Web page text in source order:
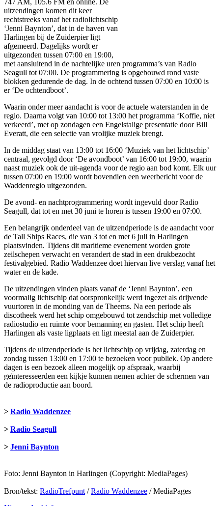
uitzendingen komen dit keer
rechtstreeks vanaf het radiolichtschip
‘Jenni Baynton’, dat in de haven van
Harlingen bij de Zuiderpier ligt
afgemeerd. Dagelijks wordt er
uitgezonden tussen 07:00 en 19:00,
met aansluitend in de nachtelijke uren programma’s van Radio
Seagull tot 07:00. De programmering is opgebouwd rond vaste
blokken gedurende de dag. In de ochtend tussen 07:00 en 10:00 is
er ‘De ochtendboot’.
Waarin onder meer aandacht is voor de actuele waterstanden in de
regio. Daarna volgt van 10:00 tot 13:00 het programma ‘Koffie, niet
verkeerd’, met op zondagen een Engelstalige presentatie door Bill
Everatt, die een selectie van vrolijke muziek brengt.
In de middag staat van 13:00 tot 16:00 ‘Muziek van het lichtschip’
centraal, gevolgd door ‘De avondboot’ van 16:00 tot 19:00, waarin
naast muziek ook de uit-agenda voor de regio aan bod komt. Elk uur
tussen 07:00 en 19:00 wordt bovendien een weerbericht voor de
Waddenregio uitgezonden.
De avond- en nachtprogrammering wordt ingevuld door Radio
Seagull, dat tot en met 30 juni te horen is tussen 19:00 en 07:00.
Een belangrijk onderdeel van de uitzendperiode is de aandacht voor
de Tall Ships Races, die van 3 tot en met 6 juli in Harlingen
plaatsvinden. Tijdens dit maritieme evenement worden grote
zeilschepen verwacht en verandert de stad in een drukbezocht
festivalgebied. Radio Waddenzee doet hiervan live verslag vanaf het
water en de kade.
De uitzendingen vinden plaats vanaf de ‘Jenni Baynton’, een
voormalig lichtschip dat oorspronkelijk werd ingezet als drijvende
vuurtoren in de monding van de Theems. Na een periode als
discotheek werd het schip omgebouwd tot zendschip met volledige
radiostudio en ruimte voor bemanning en gasten. Het schip heeft
Harlingen als vaste ligplaats en ligt meestal aan de Zuiderpier.
Tijdens de uitzendperiode is het lichtschip op vrijdag, zaterdag en
zondag tussen 13:00 en 17:00 te bezoeken voor publiek. Op andere
dagen is een bezoek alleen mogelijk op afspraak, waarbij
geïnteresseerden een kijkje kunnen nemen achter de schermen van
de radioproductie aan boord.
> Radio Waddenzee
> Radio Seagull
> Jenni Baynton
Foto: Jenni Baynton in Harlingen (Copyright: MediaPages)
Bron/tekst: RadioTrefpunt /Radio Waddenzee / MediaPages